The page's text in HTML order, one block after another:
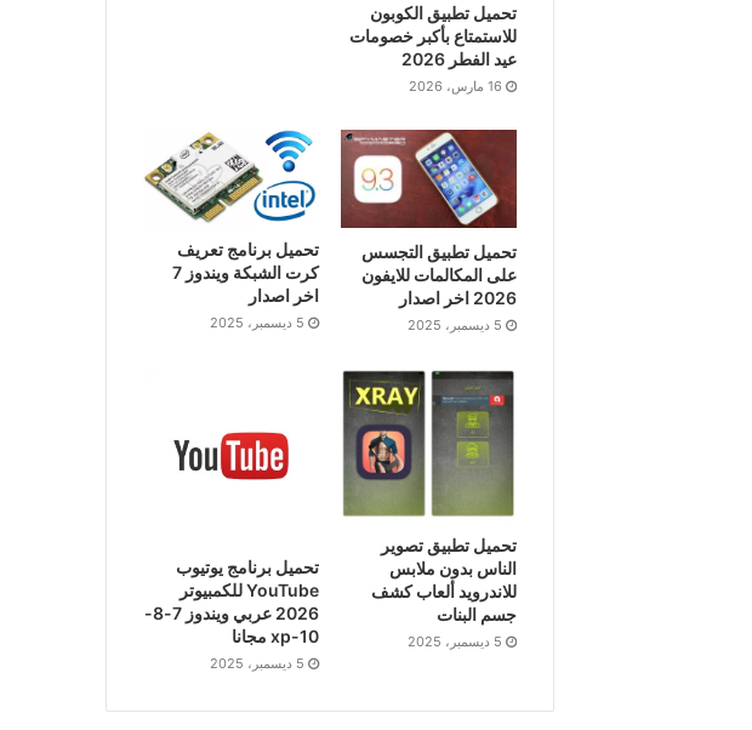
تحميل تطبيق الكوبون
للاستمتاع بأكبر خصومات
عيد الفطر 2026
16 مارس، 2026
تحميل تطبيق التجسس
على المكالمات للايفون
2026 اخر اصدار
5 ديسمبر، 2025
تحميل برنامج تعريف
كرت الشبكة ويندوز 7
اخر اصدار
5 ديسمبر، 2025
تحميل تطبيق تصوير
الناس بدون ملابس
للاندرويد ألعاب كشف
جسم البنات
5 ديسمبر، 2025
تحميل برنامج يوتيوب
YouTube للكمبيوتر
2026 عربي ويندوز 7-8-
10-xp مجانا
5 ديسمبر، 2025